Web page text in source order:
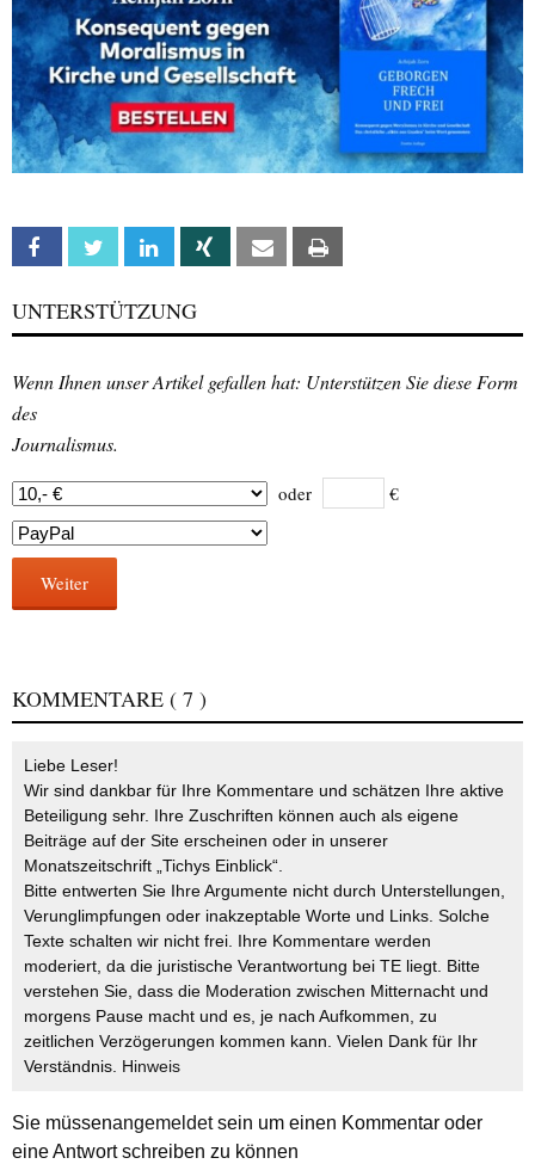
Facebook Twitter Linkedin Xing Email
UNTERSTÜTZUNG
Wenn Ihnen unser Artikel gefallen hat: Unterstützen Sie diese Form
des
Journalismus.
oder €
Weiter
KOMMENTARE ( 7 )
Liebe Leser!
Wir sind dankbar für Ihre Kommentare und schätzen Ihre aktive
Beteiligung sehr. Ihre Zuschriften können auch als eigene
Beiträge auf der Site erscheinen oder in unserer
Monatszeitschrift „Tichys Einblick“.
Bitte entwerten Sie Ihre Argumente nicht durch Unterstellungen,
Verunglimpfungen oder inakzeptable Worte und Links. Solche
Texte schalten wir nicht frei. Ihre Kommentare werden
moderiert, da die juristische Verantwortung bei TE liegt. Bitte
verstehen Sie, dass die Moderation zwischen Mitternacht und
morgens Pause macht und es, je nach Aufkommen, zu
zeitlichen Verzögerungen kommen kann. Vielen Dank für Ihr
Verständnis. Hinweis
Sie müssenangemeldetsein um einen Kommentar oder
eine Antwort schreiben zu können